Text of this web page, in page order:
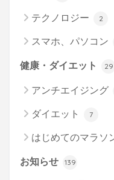
テクノロジー 2
スマホ、パソコン
健康・ダイエット 29
アンチエイジング
ダイエット 7
はじめてのマラソ
お知らせ 139